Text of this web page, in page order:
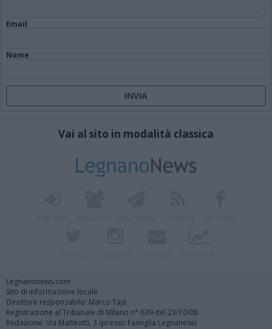
Email
Nome
Vai al sito in modalità classica
Legnanonews.com
Sito di informazione locale
Direttore responsabile: Marco Tajè
Registrazione al Tribunale di Milano n° 639 del 23/10/08
Redazione: Via Matteotti, 3 (presso Famiglia Legnanese)